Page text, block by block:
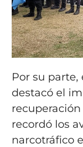
Por su
destacó el
recordó los
narcotráfico